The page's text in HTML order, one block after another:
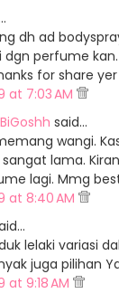
dh ad
dgn perfume
for share yer
at 7:03 AM
said…
wangi.
lama.
lagi. Mmg
at 8:40 AM
lelaki variasi
juga pilihan
at 9:18 AM